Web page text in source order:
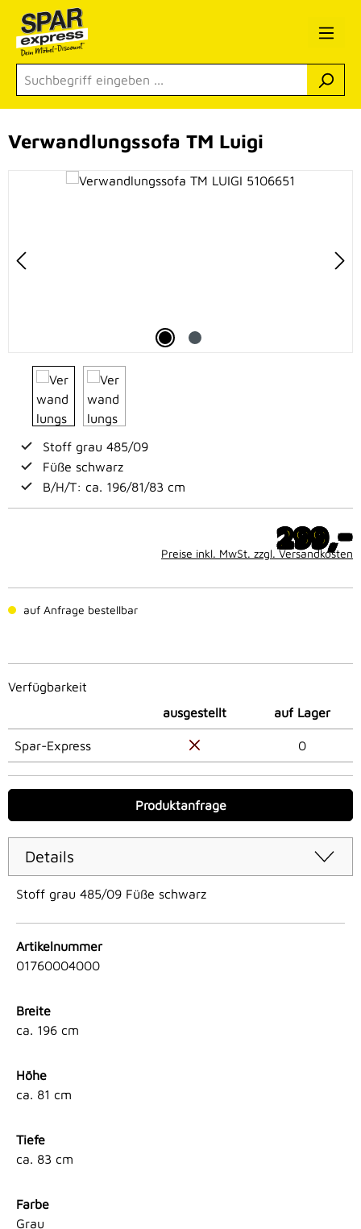
Zum Hauptinhalt springen
Bildergalerie überspringen
Verwandlungssofa TM Luigi
Stoff grau 485/09
Füße schwarz
B/H/T: ca. 196/81/83 cm
299,-
Preise inkl. MwSt. zzgl. Versandkosten
auf Anfrage bestellbar
Verfügbarkeit
ausgestellt
auf Lager
Spar-Express 0
Produktanfrage
Details
Stoff grau 485/09 Füße schwarz
Artikelnummer
01760004000
Breite
ca. 196 cm
Höhe
ca. 81 cm
Tiefe
ca. 83 cm
Farbe
Grau